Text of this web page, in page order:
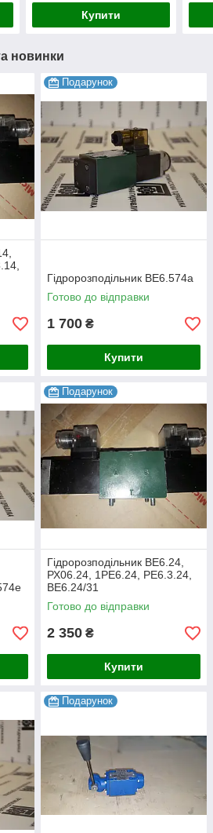
Купити
новинки
Подарунок
Гідророзподільник ВЕ6.574а
Готово до відправки
1 700 ₴
Купити
Подарунок
Гідророзподільник ВЕ6.24,
РХ06.24, 1РЕ6.24, РЕ6.3.24,
ВЕ6.24/31
Готово до відправки
2 350 ₴
Купити
Подарунок